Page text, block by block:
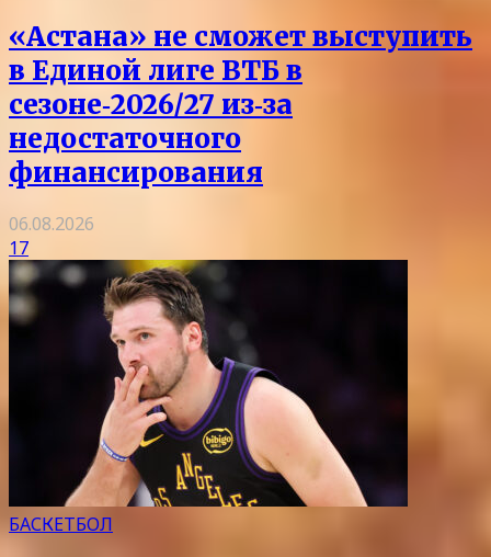
«Астана» не сможет выступить
в Единой лиге ВТБ в
сезоне‑2026/27 из‑за
недостаточного
финансирования
06.08.2026
17
БАСКЕТБОЛ